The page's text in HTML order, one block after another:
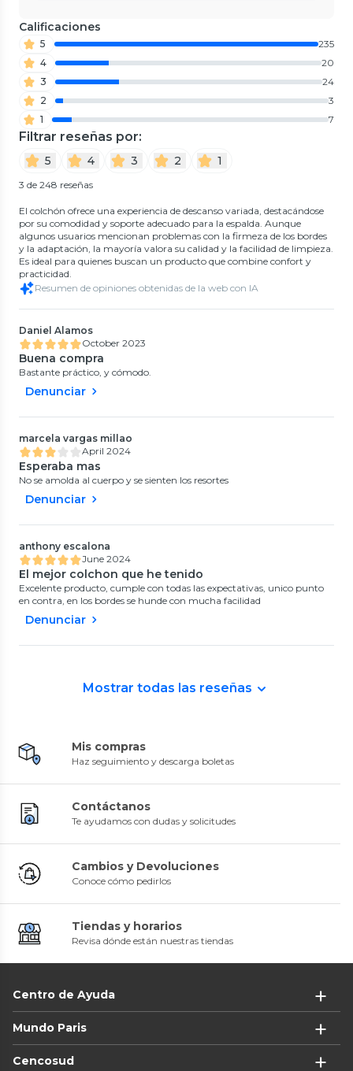
Calificaciones
5
235
4
20
3
24
2
3
1
7
Filtrar reseñas por:
5 4 3 2 1
3 de 248 reseñas
El colchón ofrece una experiencia de descanso variada, destacándose
por su comodidad y soporte adecuado para la espalda. Aunque
algunos usuarios mencionan problemas con la firmeza de los bordes
y la adaptación, la mayoría valora su calidad y la facilidad de limpieza.
Es ideal para quienes buscan un producto que combine confort y
practicidad.
Resumen de opiniones obtenidas de la web con IA
Daniel Alamos
October 2023
Buena compra
Bastante práctico, y cómodo.
Denunciar
marcela vargas millao
April 2024
Esperaba mas
No se amolda al cuerpo y se sienten los resortes
Denunciar
anthony escalona
June 2024
El mejor colchon que he tenido
Excelente producto, cumple con todas las expectativas, unico punto
en contra, en los bordes se hunde con mucha facilidad
Denunciar
Mostrar todas las reseñas
Mis compras
Haz seguimiento y descarga boletas
Contáctanos
Te ayudamos con dudas y solicitudes
Cambios y Devoluciones
Conoce cómo pedirlos
Tiendas y horarios
Revisa dónde están nuestras tiendas
Centro de Ayuda
Mundo Paris
Cencosud